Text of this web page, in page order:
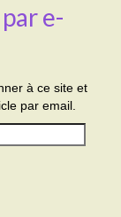
e-
à ce site et
par email.